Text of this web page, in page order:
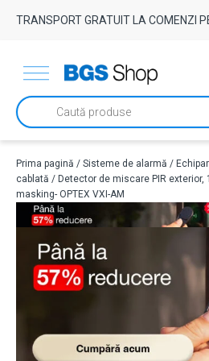
TRANSPORT GRATUIT LA COMENZI
Products
search
Prima pagină / Sisteme de alarmă /
cablată / Detector de miscare PIR exterior,
masking- OPTEX VXI-AM